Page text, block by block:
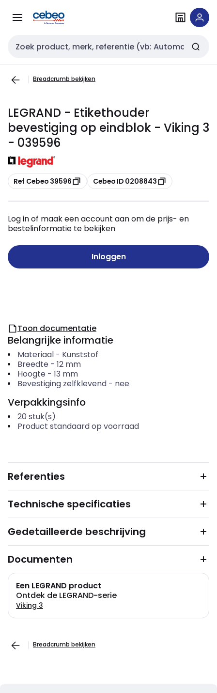
naar
naar
Zoekveld invoer
Breadcrumb bekijken
LEGRAND - Etikethouder
bevestiging op eindblok - Viking 3
- 039596
Kopiëren
Ref Cebeo 39596 Kopiëren
Cebeo ID 0208843
Log in of maak een account aan om de prijs- en
bestelinformatie te bekijken
Inloggen
Toon documentatie
Belangrijke informatie
Materiaal- Kunststof
Breedte - 12 mm
Hoogte - 13 mm
Bevestiging zelfklevend- nee
Verpakkingsinfo
20 stuk(s)
Product standaard op voorraad
Referenties
Technische specificaties
Gedetailleerde beschrijving
Documenten
Een LEGRAND product
Ontdek de LEGRAND-serie
Viking 3
Breadcrumb bekijken